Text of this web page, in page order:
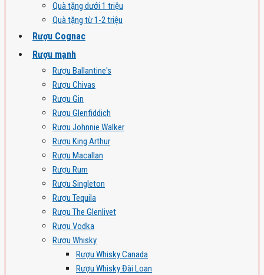
Quà tặng dưới 1 triệu
Quà tặng từ 1-2 triệu
Rượu Cognac
Rượu mạnh
Rượu Ballantine's
Rượu Chivas
Rượu Gin
Rượu Glenfiddich
Rượu Johnnie Walker
Rượu King Arthur
Rượu Macallan
Rượu Rum
Rượu Singleton
Rượu Tequila
Rượu The Glenlivet
Rượu Vodka
Rượu Whisky
Rượu Whisky Canada
Rượu Whisky Đài Loan